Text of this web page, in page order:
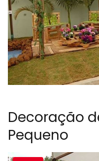
Decoração
Pequeno